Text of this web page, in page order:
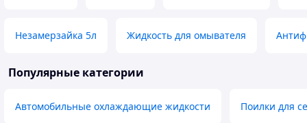
Незамерзайка 5л Жидкость для омывателя
Популярные категории
Автомобильные охлаждающие жидкости Поилки для